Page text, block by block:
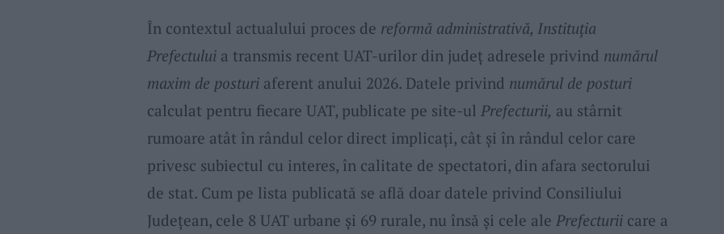
În contextul actualului proces de reformă administrativă, Instituția
Prefectuluia transmis recent UAT-urilor din județ adresele privind numărul
maxim de posturiaferent anului 2026. Datele privind numărul de posturi
calculat pentru fiecare UAT, publicate pe site-ul Prefecturii, au stârnit
rumoare atât în rândul celor direct implicați, cât și în rândul celor care
privesc subiectul cu interes, în calitate de spectatori, din afara sectorului
de stat. Cum pe lista publicată se află doar datele privind Consiliului
Județean, cele 8 UAT urbane și 69 rurale, nu însă și cele ale Prefecturiicare a